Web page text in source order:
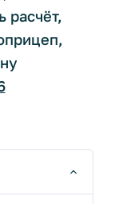
расчёт,